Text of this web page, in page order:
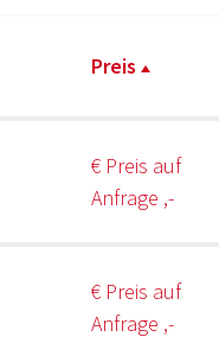
Preis
€ Preis auf
Anfrage ,-
€ Preis auf
Anfrage ,-